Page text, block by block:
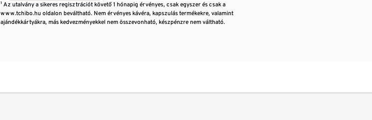
¹ Az utalvány a sikeres regisztrációt követő 1 hónapig érvényes, csak egyszer és csak a
www.tchibo.hu oldalon beváltható. Nem érvényes kávéra, kapszulás termékekre, valamint
ajándékkártyákra, más kedvezményekkel nem összevonható, készpénzre nem váltható.